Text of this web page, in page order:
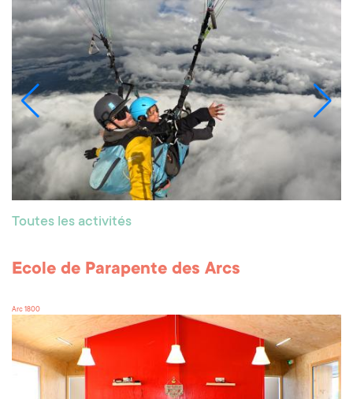
Toutes les activités
Ecole de Parapente des Arcs
Arc 1800